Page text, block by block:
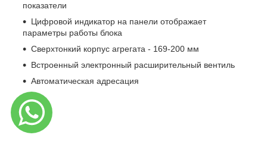
показатели
Цифровой индикатор на панели отображает
параметры работы блока
Сверхтонкий корпус агрегата - 169-200 мм
Встроенный электронный расширительный вентиль
Автоматическая адресация